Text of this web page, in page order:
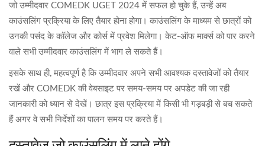
जो उम्मीदवार COMEDK UGET 2024 में सफल हो चुके हैं, उन्हें अब
काउंसलिंग प्रक्रिया के लिए तैयार होना होगा। काउंसलिंग के माध्यम से छात्रों को
उनकी पसंद के कॉलेज और कोर्स में प्रवेश मिलेगा। केट-ऑफ मार्क्स को पार करने
वाले सभी उम्मीदवार काउंसलिंग में भाग ले सकते हैं।
इसके साथ ही, महत्वपूर्ण है कि उम्मीदवार अपने सभी आवश्यक दस्तावेजों को तैयार
रखें और COMEDK की वेबसाइट पर समय-समय पर अपडेट की जा रही
जानकारी को ध्यान से देखें। छात्र इस प्रक्रिया में किसी भी गड़बड़ी से बच सकते
हैं अगर वे सभी निर्देशों का पालन समय पर करते हैं।